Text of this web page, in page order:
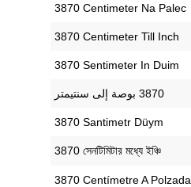
‎3870 Centimeter Na Palec
‎3870 Centimeter Till Inch
‎3870 Sentimeter In Duim
‎3870 Santimetr Düym
‎3870 সেনটিমিটার মধ্যে ইঞ্চি
‎3870 Centímetre A Polzada